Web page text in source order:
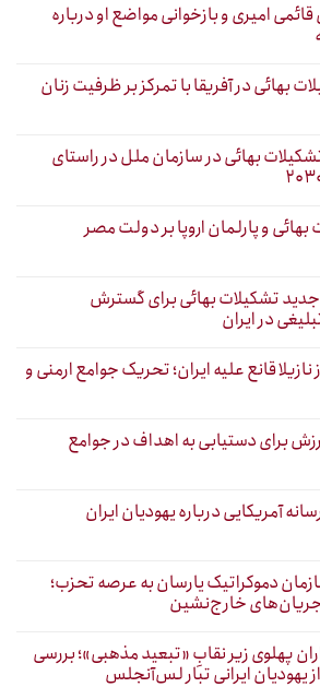
امیری و بازخوانی مواضع او درباره
بهائی در آفریقا با تمرکز بر ظرفیت زنان
بهائی در سازمان ملل در راستای
و پارلمان اروپا بر دولت مصر
تشکیلات بهائی برای گسترش
در ایران
نازیلا قانع علیه ایران؛ تحریک جوامع ارمنی و
برای دستیابی به اهداف در جوامع
آمریکایی درباره یهودیان ایران
دموکراتیک یارسان به عرصه تحزب؛
جریان‌های خارج‌نشین
پهلوی زیر نقابِ «تبعید مذهبی»؛ بررسی
یهودیان ایرانی تبار لس‌آنجلس